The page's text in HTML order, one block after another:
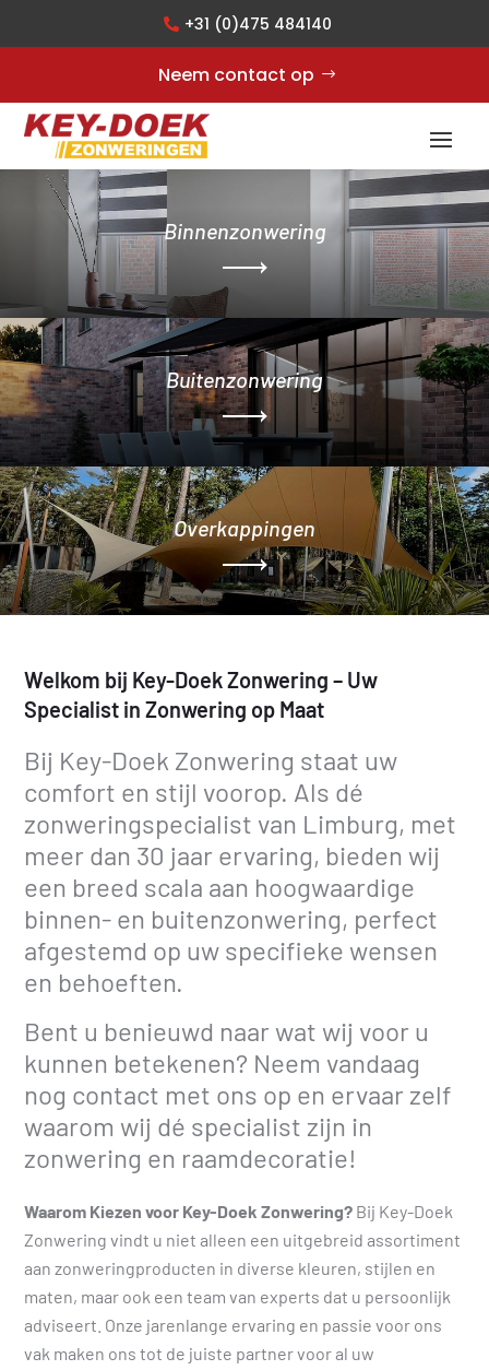
+31 (0)475 484140
Neem contact op
Binnenzonwering
Buitenzonwering
Overkappingen
Welkom bij Key-Doek Zonwering – Uw
Specialist in Zonwering op Maat
Bij Key-Doek Zonwering staat uw
comfort en stijl voorop. Als dé
zonweringspecialist van Limburg, met
meer dan 30 jaar ervaring, bieden wij
een breed scala aan hoogwaardige
binnen- en buitenzonwering, perfect
afgestemd op uw specifieke wensen
en behoeften.
Bent u benieuwd naar wat wij voor u
kunnen betekenen? Neem vandaag
nog contact met ons op en ervaar zelf
waarom wij dé specialist zijn in
zonwering en raamdecoratie!
Waarom Kiezen voor Key-Doek Zonwering? Bij Key-Doek
Zonwering vindt u niet alleen een uitgebreid assortiment
aan zonweringproducten in diverse kleuren, stijlen en
maten, maar ook een team van experts dat u persoonlijk
adviseert. Onze jarenlange ervaring en passie voor ons
vak maken ons tot de juiste partner voor al uw